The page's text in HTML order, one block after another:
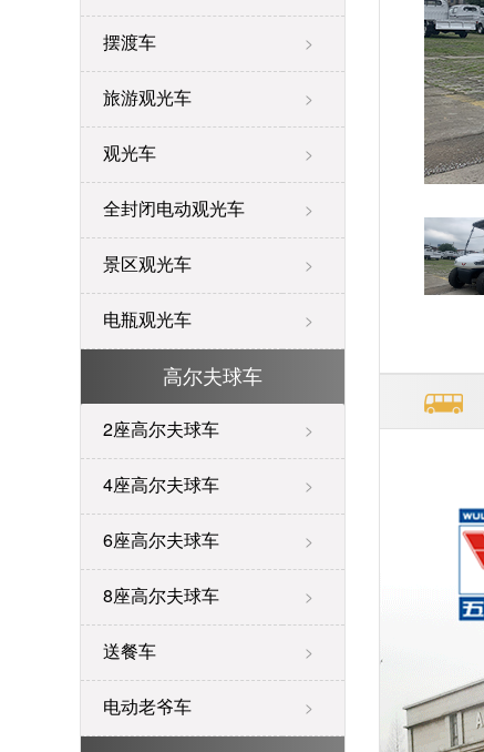
摆渡车 >
旅游观光车 >
观光车 >
全封闭电动观光车 >
景区观光车 >
电瓶观光车 >
高尔夫球车
2座高尔夫球车 >
4座高尔夫球车 >
6座高尔夫球车 >
8座高尔夫球车 >
送餐车 >
电动老爷车 >